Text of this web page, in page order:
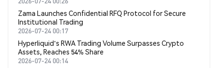
Zama Launches Confidential RFQ Protocol for Secure
Institutional Trading
2026-07-24 00:17
Hyperliquid's RWA Trading Volume Surpasses Crypto
Assets, Reaches 54% Share
2026-07-24 00:14